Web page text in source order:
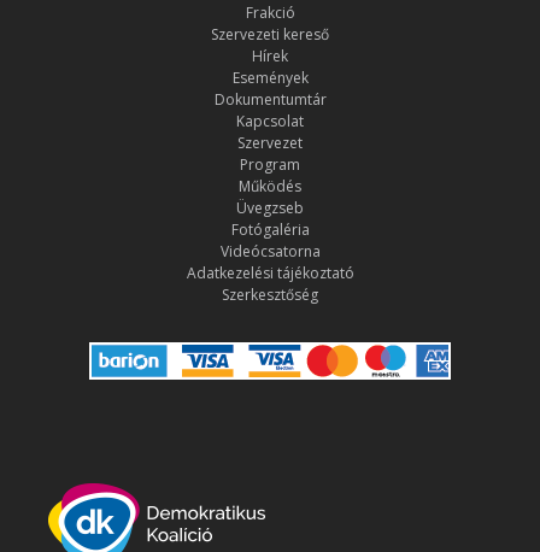
Frakció
Szervezeti kereső
Hírek
Események
Dokumentumtár
Kapcsolat
Szervezet
Program
Működés
Üvegzseb
Fotógaléria
Videócsatorna
Adatkezelési tájékoztató
Szerkesztőség